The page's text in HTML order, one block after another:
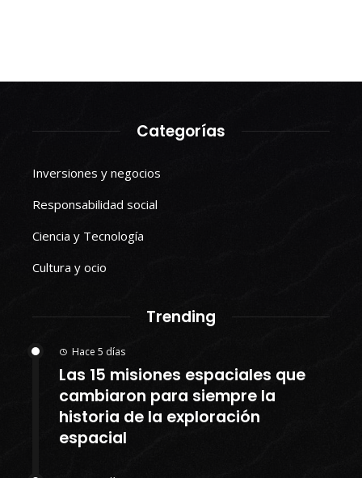
Categorías
Inversiones y negocios
Responsabilidad social
Ciencia y Tecnología
Cultura y ocio
Trending
Hace 5 días
Las 15 misiones espaciales que
cambiaron para siempre la
historia de la exploración
espacial